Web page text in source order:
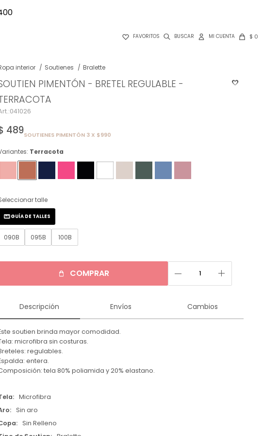
 FAVORITOS $ 0
interior Soutienes Bralette
PIMENTÓN - BRETEL REGULABLE -
041026
489SOUTIENES PIMENTÓN 3 X $990
Terracota
talle
090B 095B 100B
GUÍA DE TALLES
COMPRAR remove add
Descripción Envíos Cambios
soutien brinda mayor comodidad.
microfibra sin costuras.
regulables.
entera.
tela 80% poliamida y 20% elastano.
Microfibra
Sin aro
Sin Relleno